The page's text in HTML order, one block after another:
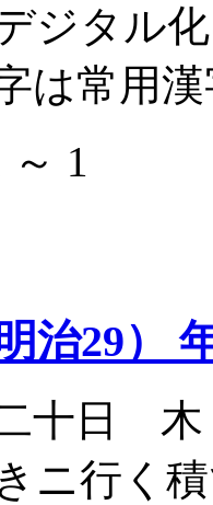
ジタル
は常用
～ 1
治29）
十日 木
ニ行く